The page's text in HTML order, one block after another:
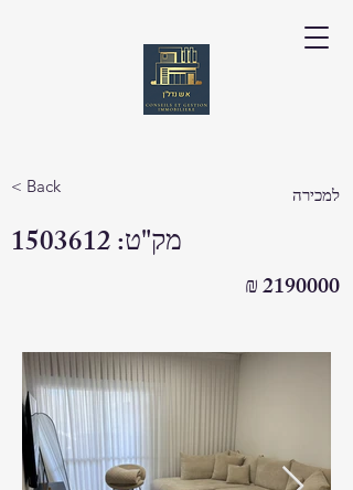
< Back למכירה
מק"ט:1503612
₪2190000